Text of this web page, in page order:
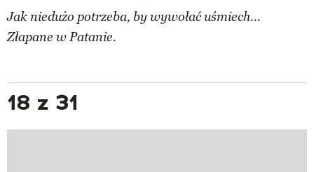
Jak niedużo potrzeba, by wywołać uśmiech...
Złapane w Patanie.
18 z 31